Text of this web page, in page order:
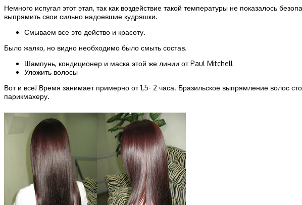
Немного испугал этот этап, так как воздействие такой температуры не показалось
выпрямить свои сильно надоевшие кудряшки.
Смываем все это действо и красоту.
Было жалко, но видно необходимо было смыть состав.
Шампунь, кондиционер и маска этой же линии от Paul Mitchell
Уложить волосы
Вот и все! Время занимает примерно от 1,5- 2 часа. Бразильское выпрямление волос
парикмахеру.